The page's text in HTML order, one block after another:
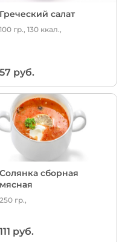
Греческий салат
100 гр., 130 ккал.,
57 руб.
Солянка сборная
мясная
250 гр.,
111 руб.